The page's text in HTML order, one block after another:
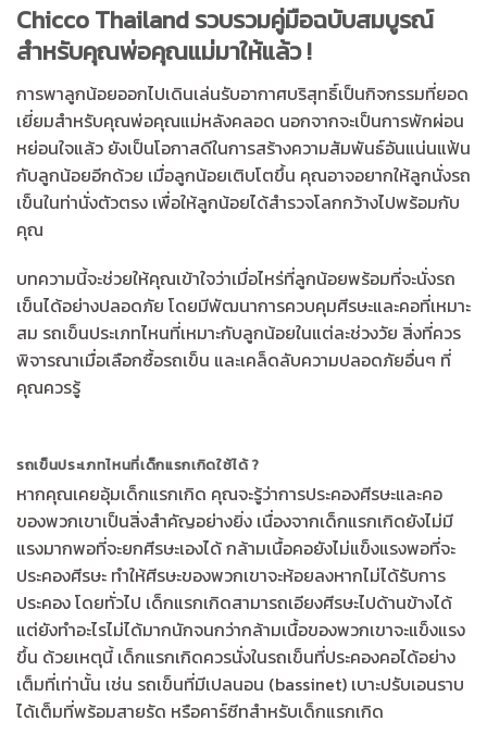
Chicco Thailand รวบรวมคู่มือฉบับสมบูรณ์
สำหรับคุณพ่อคุณแม่มาให้แล้ว !
การพาลูกน้อยออกไปเดินเล่นรับอากาศบริสุทธิ์เป็นกิจกรรมที่ยอด
เยี่ยมสำหรับคุณพ่อคุณแม่หลังคลอด นอกจากจะเป็นการพักผ่อน
หย่อนใจแล้ว ยังเป็นโอกาสดีในการสร้างความสัมพันธ์อันแน่นแฟ้น
กับลูกน้อยอีกด้วย เมื่อลูกน้อยเติบโตขึ้น คุณอาจอยากให้ลูกนั่งรถ
เข็นในท่านั่งตัวตรง เพื่อให้ลูกน้อยได้สำรวจโลกกว้างไปพร้อมกับ
คุณ
บทความนี้จะช่วยให้คุณเข้าใจว่าเมื่อไหร่ที่ลูกน้อยพร้อมที่จะนั่งรถ
เข็นได้อย่างปลอดภัย โดยมีพัฒนาการควบคุมศีรษะและคอที่เหมาะ
สม รถเข็นประเภทไหนที่เหมาะกับลูกน้อยในแต่ละช่วงวัย สิ่งที่ควร
พิจารณาเมื่อเลือกซื้อรถเข็น และเคล็ดลับความปลอดภัยอื่นๆ ที่
คุณควรรู้
รถเข็นประเภทไหนที่เด็กแรกเกิดใช้ได้ ?
หากคุณเคยอุ้มเด็กแรกเกิด คุณจะรู้ว่าการประคองศีรษะและคอ
ของพวกเขาเป็นสิ่งสำคัญอย่างยิ่ง เนื่องจากเด็กแรกเกิดยังไม่มี
แรงมากพอที่จะยกศีรษะเองได้ กล้ามเนื้อคอยังไม่แข็งแรงพอที่จะ
ประคองศีรษะ ทำให้ศีรษะของพวกเขาจะห้อยลงหากไม่ได้รับการ
ประคอง โดยทั่วไป เด็กแรกเกิดสามารถเอียงศีรษะไปด้านข้างได้
แต่ยังทำอะไรไม่ได้มากนักจนกว่ากล้ามเนื้อของพวกเขาจะแข็งแรง
ขึ้น ด้วยเหตุนี้ เด็กแรกเกิดควรนั่งในรถเข็นที่ประคองคอได้อย่าง
เต็มที่เท่านั้น เช่น รถเข็นที่มีเปลนอน (bassinet) เบาะปรับเอนราบ
ได้เต็มที่พร้อมสายรัด หรือคาร์ซีทสำหรับเด็กแรกเกิด